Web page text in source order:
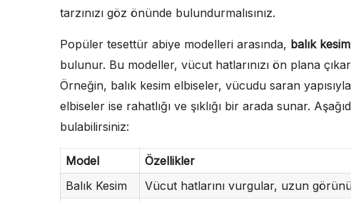
tarzınızı göz önünde bulundurmalısınız.
Popüler tesettür abiye modelleri arasında, balık kesim
bulunur. Bu modeller, vücut hatlarınızı ön plana
Örneğin, balık kesim elbiseler, vücudu saran
elbiseler ise rahatlığı ve şıklığı bir arada sunar.
bulabilirsiniz:
Model Özellikler
Balık Kesim
Vücut hatlarını vurgular, uzun